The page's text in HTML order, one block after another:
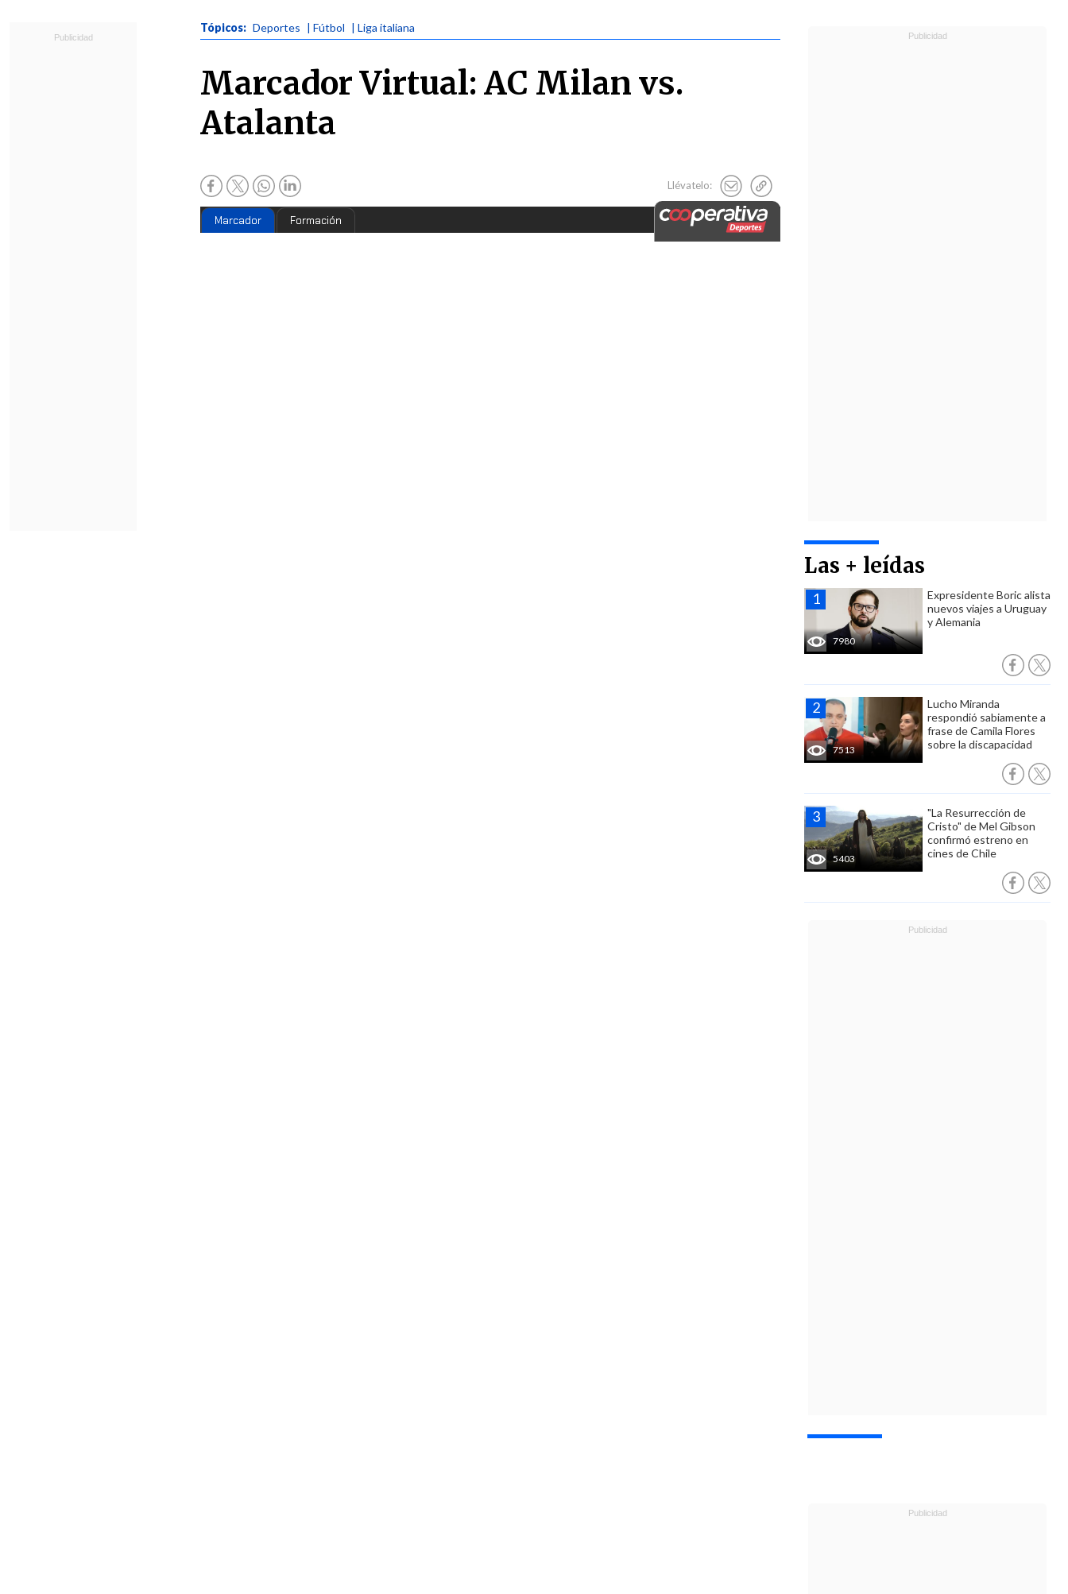
Tópicos: Deportes | Fútbol | Liga italiana
Marcador Virtual: AC Milan vs.
Atalanta
Llévatelo:
Marcador Formación
Las + leídas
7980
Expresidente Boric alista
nuevos viajes a Uruguay
y Alemania
7513
Lucho Miranda
respondió sabiamente a
frase de Camila Flores
sobre la discapacidad
5403
"La Resurrección de
Cristo" de Mel Gibson
confirmó estreno en
cines de Chile